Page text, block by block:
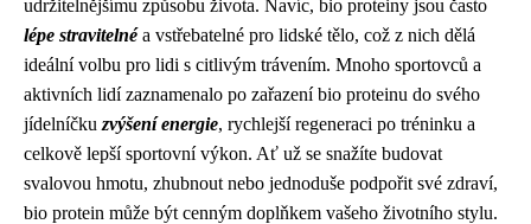
udržitelnějšímu způsobu života. Navíc, bio proteiny jsou často
lépe stravitelnéa vstřebatelné pro lidské tělo, což z nich dělá
ideální volbu pro lidi s citlivým trávením. Mnoho sportovců a
aktivních lidí zaznamenalo po zařazení bio proteinu do svého
jídelníčku zvýšení energie, rychlejší regeneraci po tréninku a
celkově lepší sportovní výkon. Ať už se snažíte budovat
svalovou hmotu, zhubnout nebo jednoduše podpořit své zdraví,
bio protein může být cenným doplňkem vašeho životního stylu.